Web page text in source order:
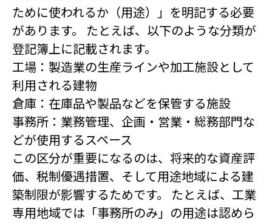
ために使われるか（用途）」を明記する必要
があります。 たとえば、以下のような分類が
登記簿上に記載されます。
工場：製造業の生産ラインや加工施設として
利用される建物
倉庫：在庫品や製品などを保管する施設
事務所：業務管理、企画・営業・総務部門な
どが使用するスペース
この区分が重要になるのは、将来的な資産評
価、税制優遇措置、そして用途地域による建
築制限が影響するためです。 たとえば、工業
専用地域では「事務所のみ」の用途は認めら